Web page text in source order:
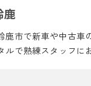
鹿
鹿市で新車や中古
で熟練スタッフに